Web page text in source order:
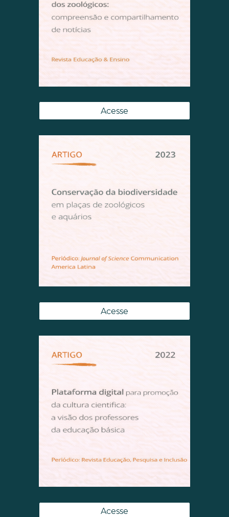
Acesse
Acesse
Acesse